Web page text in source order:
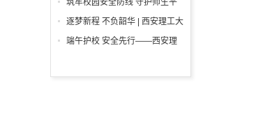
题宣教活动
筑牢校园安全防线 守护师生平
安校园 ——西安理工大学高科
学院开展消防安全专项检查
逐梦新程 不负韶华 | 西安理工大
学高科学院2026届毕业典礼暨
端午护校 安全先行——西安理
项培训